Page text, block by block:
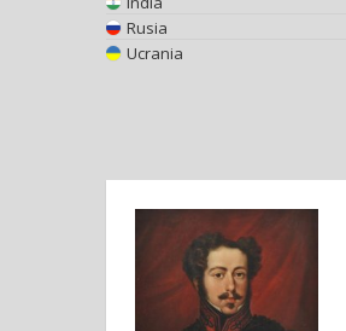
Rusia
Ucrania